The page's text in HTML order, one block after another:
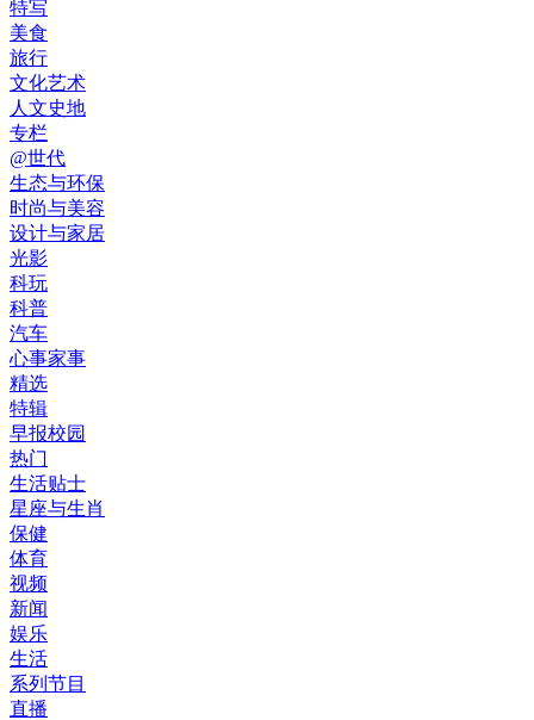
特写
美食
旅行
文化艺术
人文史地
专栏
@世代
生态与环保
时尚与美容
设计与家居
光影
科玩
科普
汽车
心事家事
精选
特辑
早报校园
热门
生活贴士
星座与生肖
保健
体育
视频
新闻
娱乐
生活
系列节目
直播